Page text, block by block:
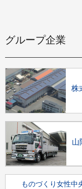
グループ企業
株
山
ものづくり女性中